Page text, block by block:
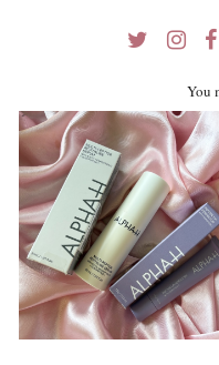
You